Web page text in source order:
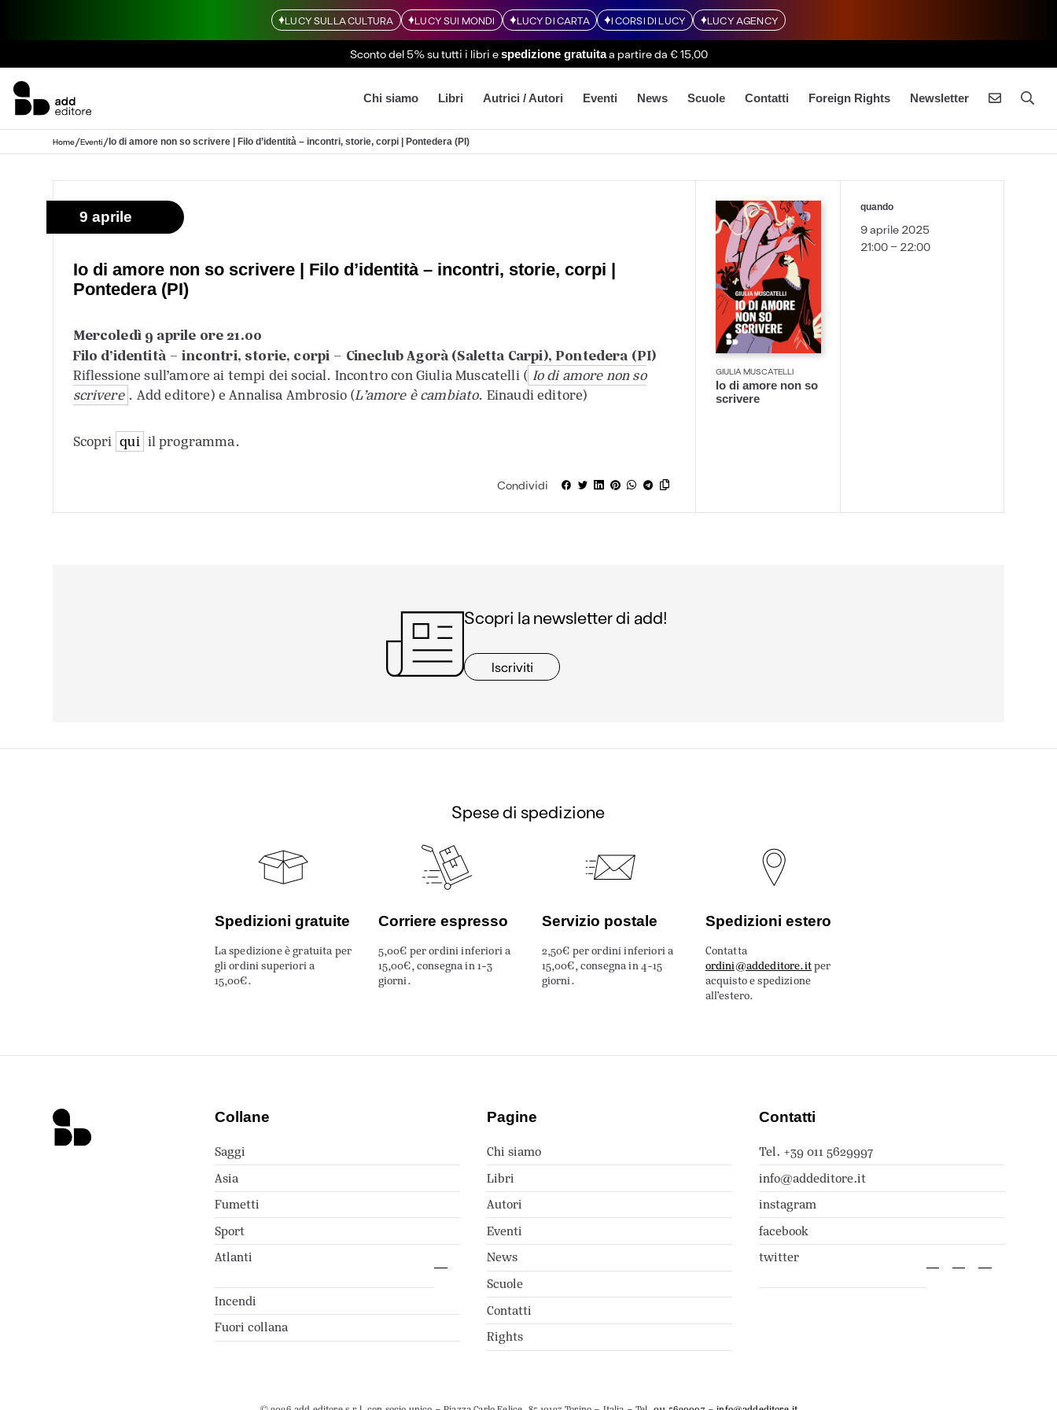
LUCY SULLA CULTURA LUCY SUI MONDI LUCY DI CARTA I CORSI DI LUCY LUCY AGENCY
Sconto del 5% su tutti i libri espedizione gratuitaa partire da € 15,00
Chi siamo Libri Autrici / Autori Eventi News Scuole Contatti Foreign Rights Newsletter
Home/Eventi/Io di amore non so scrivere | Filo d’identità – incontri, storie, corpi | Pontedera (PI)
9 aprile
Io di amore non so scrivere | Filo d’identità – incontri, storie, corpi |
Pontedera (PI)
Mercoledì 9 aprile ore 21.00
Filo d’identità – incontri, storie, corpi – Cineclub Agorà (Saletta Carpi), Pontedera (PI)
Riflessione sull’amore ai tempi dei social. Incontro con Giulia Muscatelli ( Io di amore non so
scrivere . Add editore) e Annalisa Ambrosio (L’amore è cambiato. Einaudi editore)
Scopri qui il programma.
Condividi
GIULIA MUSCATELLI
Io di amore non so
scrivere
quando
9 aprile 2025
21:00 - 22:00
Scopri la newsletter di add!
Iscriviti
Spese di spedizione
Spedizioni gratuite
La spedizione è gratuita per
gli ordini superiori a
15,00€.
Corriere espresso
5,00€ per ordini inferiori a
15,00€, consegna in 1-3
giorni.
Servizio postale
2,50€ per ordini inferiori a
15,00€, consegna in 4-15
giorni.
Spedizioni estero
Contatta
ordini@addeditore.itper
acquisto e spedizione
all’estero.
Collane
Saggi
Asia
Fumetti
Sport
Atlanti
Incendi
Fuori collana
Pagine
Chi siamo
Libri
Autori
Eventi
News
Scuole
Contatti
Rights
Contatti
Tel. +39 011 5629997
info@addeditore.it
instagram
facebook
twitter